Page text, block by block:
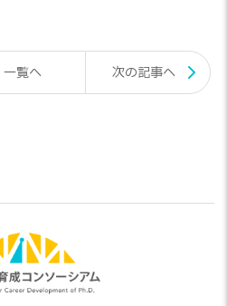
一覧へ 次の記事へ